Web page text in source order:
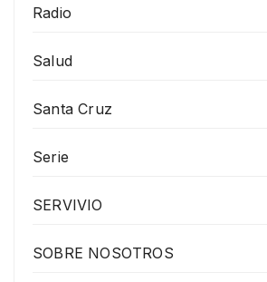
Radio
Salud
Santa Cruz
Serie
SERVIVIO
SOBRE NOSOTROS